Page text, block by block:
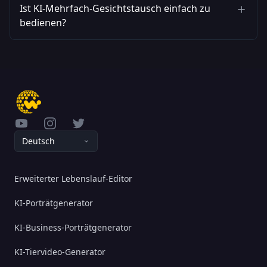
Ist KI-Mehrfach-Gesichtstausch einfach zu
bedienen?
YouTubeInstagramTwitter
Deutsch
Erweiterter Lebenslauf-Editor
KI-Porträtgenerator
KI-Business-Porträtgenerator
KI-Tiervideo-Generator